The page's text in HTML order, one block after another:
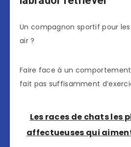
Un compagnon sportif pour
air ?
Faire face à un
fait pas suffisamment
Les races de chats les
affectueuses qui